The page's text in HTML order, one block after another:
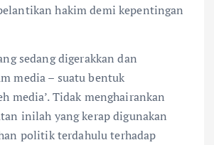
hakim demi kepentingan
sedang digerakkan dan
media – suatu bentuk
media’. Tidak menghairankan
inilah yang kerap digunakan
politik terdahulu terhadap